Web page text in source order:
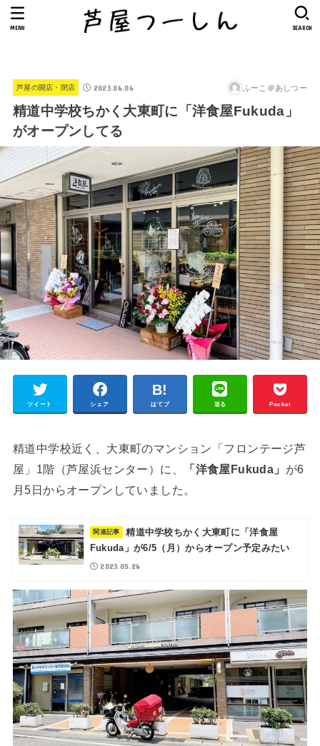
SEARCH
MENU
芦屋の開店・閉店 2023.06.06 ふーこ＠あしつー
精道中学校ちかく大東町に「洋食屋Fukuda」
がオープンしてる
ツイート シェア はてブ 送る Pocket
精道中学校近く、大東町のマンション「フロンテージ芦
屋」1階（芦屋浜センター）に、
「洋食屋Fukuda」 が6
月5日からオープンしていました。
精道中学校ちかく大東町に「洋食屋
Fukuda」が6/5（月）からオープン予定みたい
2023.05.26